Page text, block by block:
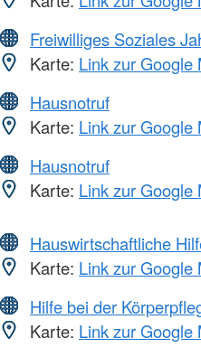
Freiwilliges Soziales
Karte: Link zur Google
Hausnotruf
Karte: Link zur Google
Hausnotruf
Karte: Link zur Google
Hauswirtschaftliche
Karte: Link zur Google
Hilfe bei der
Karte: Link zur Google